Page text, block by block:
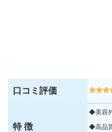
口コミ評価
特 徴
◆美容
◆高品